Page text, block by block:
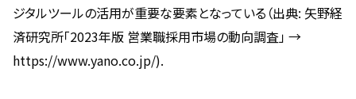
ジタルツールの活用が重要な要素となっている（出典: 矢野経
済研究所「2023年版 営業職採用市場の動向調査」 →
https://www.yano.co.jp/).